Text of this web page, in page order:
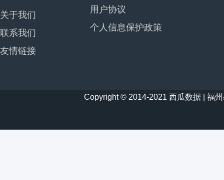
关于我们
联系我们
友情链接
用户协议
个人信息保护政策
Copyright © 2014-2021 西瓜数据 | 福